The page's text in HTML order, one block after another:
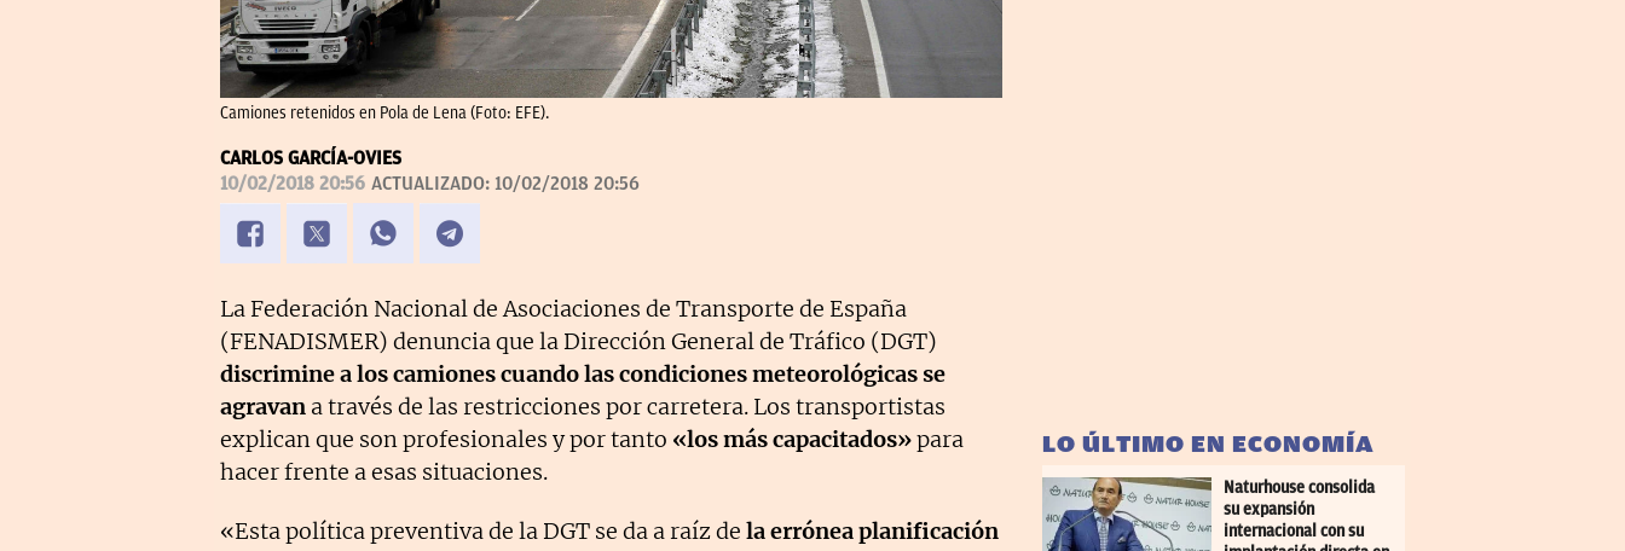
Camiones retenidos en Pola de Lena (Foto: EFE).
CARLOS GARCÍA-OVIES
10/02/2018 20:56 ACTUALIZADO: 10/02/2018 20:56
La Federación Nacional de Asociaciones de Transporte de España
(FENADISMER) denuncia que la Dirección General de Tráfico (DGT)
discrimine a los camiones cuando las condiciones meteorológicas se
agravan a través de las restricciones por carretera. Los transportistas
explican que son profesionales y por tanto «los más capacitados»para
hacer frente a esas situaciones.
«Esta política preventiva de la DGT se da a raíz de la errónea planificación
LO ÚLTIMO EN ECONOMÍA
Naturhouse consolida
su expansión
internacional con su